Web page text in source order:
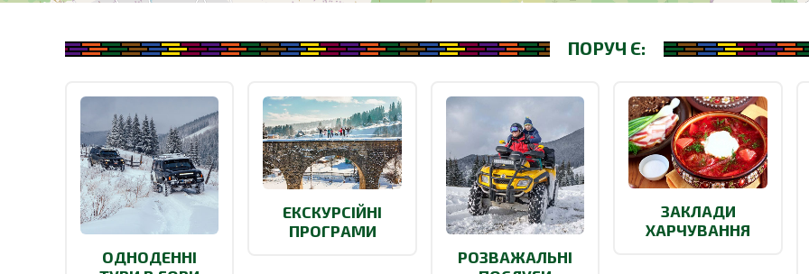
ПОРУЧ Є:
ОДНОДЕННІ
ЕКСКУРСІЙНІ
ПРОГРАМИ
РОЗВАЖАЛЬНІ
ЗАКЛАДИ
ХАРЧУВАННЯ